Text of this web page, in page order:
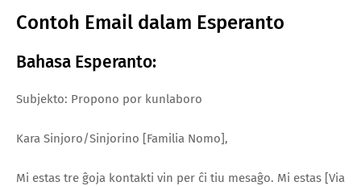
Contoh Email dalam Esperanto
Bahasa Esperanto:
Subjekto: Propono por kunlaboro
Kara Sinjoro/Sinjorino [Familia Nomo],
Mi estas tre ĝoja kontakti vin per ĉi tiu mesaĝo. Mi estas [Via